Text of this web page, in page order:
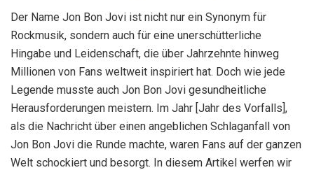
Der Name Jon Bon Jovi ist nicht nur ein Synonym für
Rockmusik, sondern auch für eine unerschütterliche
Hingabe und Leidenschaft, die über Jahrzehnte hinweg
Millionen von Fans weltweit inspiriert hat. Doch wie jede
Legende musste auch Jon Bon Jovi gesundheitliche
Herausforderungen meistern. Im Jahr [Jahr des Vorfalls],
als die Nachricht über einen angeblichen Schlaganfall von
Jon Bon Jovi die Runde machte, waren Fans auf der ganzen
Welt schockiert und besorgt. In diesem Artikel werfen wir